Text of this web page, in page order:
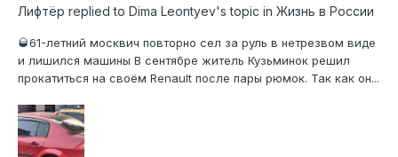
Лифтёр replied to Dima Leontyev's topic in Жизнь в России
🥃61-летний москвич повторно сел за руль в нетрезвом виде
и лишился машины В сентябре житель Кузьминок решил
прокатиться на своём Renault после пары рюмок. Так как он...